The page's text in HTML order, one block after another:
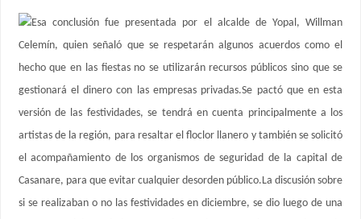
Esa conclusión fue presentada por el alcalde de Yopal, Willman
Celemín, quien señaló que se respetarán algunos acuerdos como el
hecho que en las fiestas no se utilizarán recursos públicos sino que se
gestionará el dinero con las empresas privadas.Se pactó que en esta
versión de las festividades, se tendrá en cuenta principalmente a los
artistas de la región, para resaltar el floclor llanero y también se solicitó
el acompañamiento de los organismos de seguridad de la capital de
Casanare, para que evitar cualquier desorden público.La discusión sobre
si se realizaban o no las festividades en diciembre, se dio luego de una